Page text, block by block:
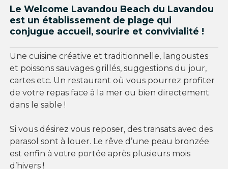
Le Welcome Lavandou Beach du Lavandou
est un établissement de plage qui
conjugue accueil, sourire et convivialité !
Une cuisine créative et traditionnelle, langoustes
et poissons sauvages grillés, suggestions du jour,
cartes etc. Un restaurant où vous pourrez profiter
de votre repas face à la mer ou bien directement
dans le sable !
Si vous désirez vous reposer, des transats avec des
parasol sont à louer. Le rêve d’une peau bronzée
est enfin à votre portée après plusieurs mois
d’hivers !